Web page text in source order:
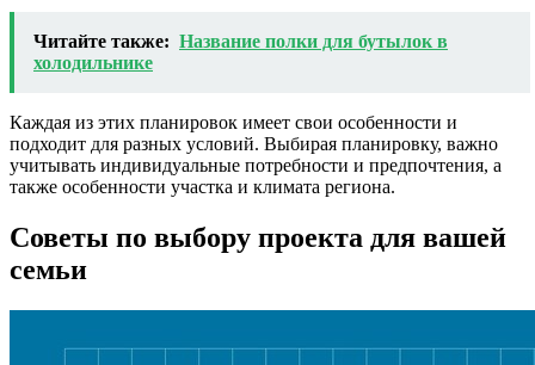
Читайте также: Название полки для бутылок в
холодильнике
Каждая из этих планировок имеет свои особенности и
подходит для разных условий. Выбирая планировку, важно
учитывать индивидуальные потребности и предпочтения, а
также особенности участка и климата региона.
Советы по выбору проекта для вашей
семьи